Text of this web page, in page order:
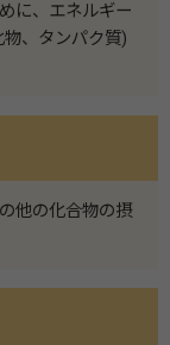
に、エネルギー
、タンパク質)
他の化合物の摂